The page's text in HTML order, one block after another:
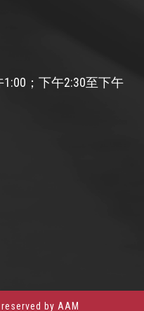
；下午2:30至下午
by AAM